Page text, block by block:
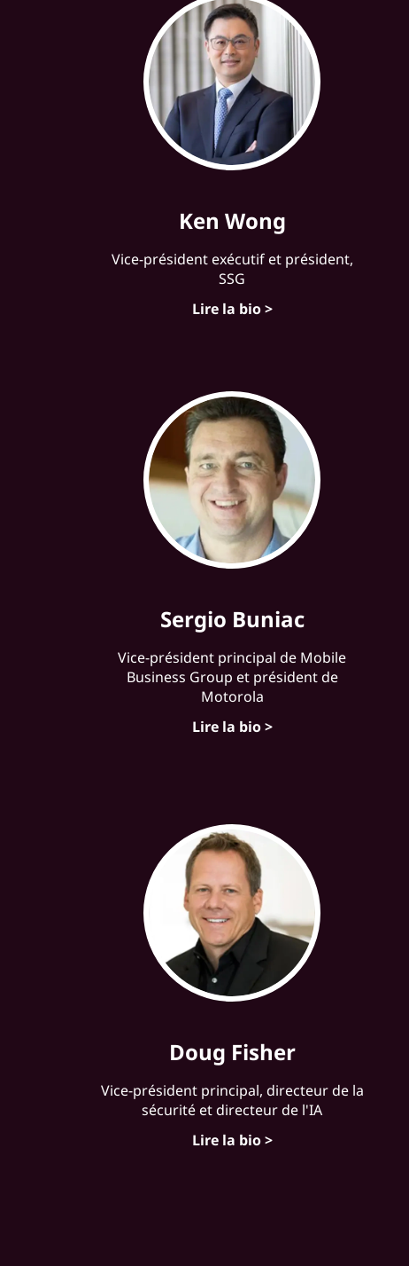
Ken Wong
Vice-président exécutif et président,
SSG
Lire la bio >
Sergio Buniac
Vice-président principal de Mobile
Business Group et président de
Motorola
Lire la bio >
Doug Fisher
Vice-président principal, directeur de la
sécurité et directeur de l'IA
Lire la bio >